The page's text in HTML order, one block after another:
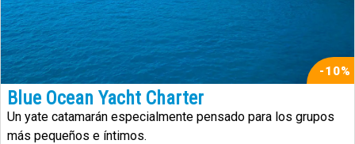
-10%
Blue Ocean Yacht Charter
Un yate catamarán especialmente pensado para los grupos
más pequeños e íntimos.